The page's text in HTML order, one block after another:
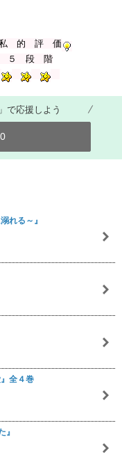
的 評 価
５ 段 階
で応援しよう
0
れる～』
全４巻
』